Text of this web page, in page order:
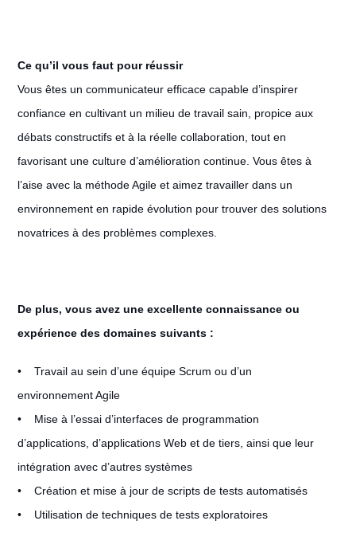
Ce qu’il vous faut pour réussir
Vous êtes un communicateur efficace capable d’inspirer
confiance en cultivant un milieu de travail sain, propice aux
débats constructifs et à la réelle collaboration, tout en
favorisant une culture d’amélioration continue. Vous êtes à
l’aise avec la méthode Agile et aimez travailler dans un
environnement en rapide évolution pour trouver des solutions
novatrices à des problèmes complexes.
De plus, vous avez une excellente connaissance ou
expérience des domaines suivants :
• Travail au sein d’une équipe Scrum ou d’un
environnement Agile
• Mise à l’essai d’interfaces de programmation
d’applications, d’applications Web et de tiers, ainsi que leur
intégration avec d’autres systèmes
• Création et mise à jour de scripts de tests automatisés
• Utilisation de techniques de tests exploratoires